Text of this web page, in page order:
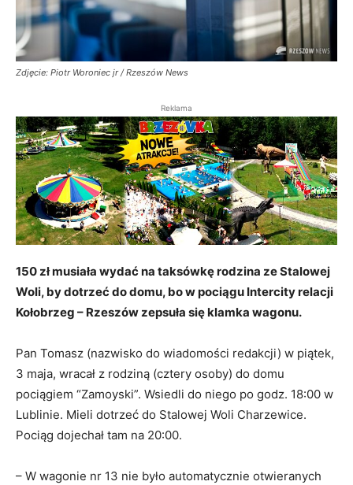
Zdjęcie: Piotr Woroniec jr / Rzeszów News
Reklama
150 zł musiała wydać na taksówkę rodzina ze Stalowej
Woli, by dotrzeć do domu, bo w pociągu Intercity relacji
Kołobrzeg – Rzeszów zepsuła się klamka wagonu.
Pan Tomasz (nazwisko do wiadomości redakcji) w piątek,
3 maja, wracał z rodziną (cztery osoby) do domu
pociągiem “Zamoyski”. Wsiedli do niego po godz. 18:00 w
Lublinie. Mieli dotrzeć do Stalowej Woli Charzewice.
Pociąg dojechał tam na 20:00.
– W wagonie nr 13 nie było automatycznie otwieranych